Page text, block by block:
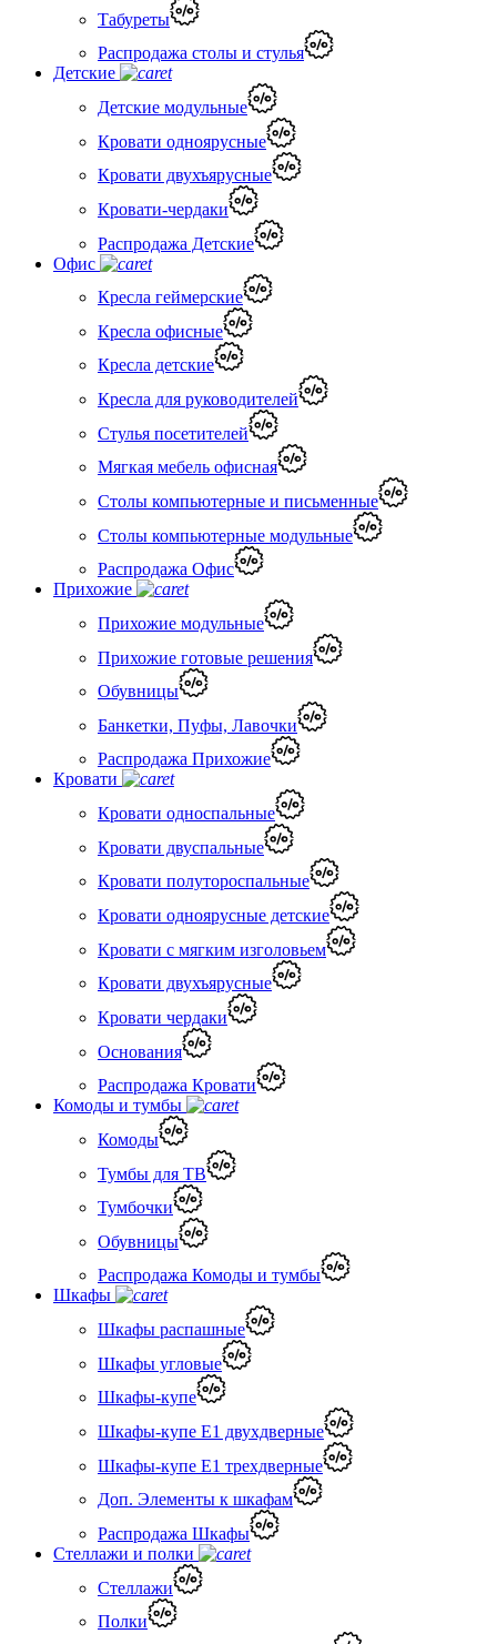
Табуреты
Распродажа столы и стулья
Детские
Детские модульные
Кровати одноярусные
Кровати двухъярусные
Кровати-чердаки
Распродажа Детские
Офис
Кресла геймерские
Кресла офисные
Кресла детские
Кресла для руководителей
Стулья посетителей
Мягкая мебель офисная
Столы компьютерные и письменные
Столы компьютерные модульные
Распродажа Офис
Прихожие
Прихожие модульные
Прихожие готовые решения
Обувницы
Банкетки, Пуфы, Лавочки
Распродажа Прихожие
Кровати
Кровати односпальные
Кровати двуспальные
Кровати полутороспальные
Кровати одноярусные детские
Кровати с мягким изголовьем
Кровати двухъярусные
Кровати чердаки
Основания
Распродажа Кровати
Комоды и тумбы
Комоды
Тумбы для ТВ
Тумбочки
Обувницы
Распродажа Комоды и тумбы
Шкафы
Шкафы распашные
Шкафы угловые
Шкафы-купе
Шкафы-купе Е1 двухдверные
Шкафы-купе Е1 трехдверные
Доп. Элементы к шкафам
Распродажа Шкафы
Стеллажи и полки
Стеллажи
Полки